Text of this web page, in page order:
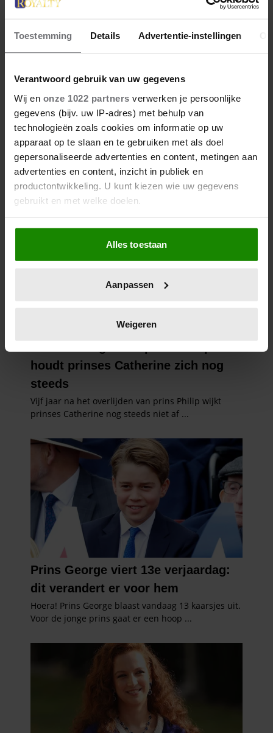
Toestemming Details Advertentie-instellingen
Verantwoord gebruik van uw gegevens
Wij en onze 1022 partners verwerken je persoonlijke
gegevens (bijv. uw IP-adres) met behulp van
technologieën zoals cookies om informatie op uw
apparaat op te slaan en te gebruiken met als doel
gepersonaliseerde advertenties en content, metingen aan
advertenties en content, inzicht in publiek en
productontwikkeling. U kunt kiezen wie uw gegevens
gebruikt en met welke doelen.
Als u het toestaat, willen we ook graag:
Informatie verzamelen over uw geografische
locatie, die tot een paar meter nauwkeurig kan zijn
scannen op specifieke eigenschappen (fingerprinting)
verwerkt en stel uw voorkeuren in het
intrekken in de Cookieverklaring.
We gebruiken cookies om content en advertenties te
en om ons websiteverkeer te analyseren. Ook delen we
partners voor social media, adverteren en analyse. Deze
partners kunnen deze gegevens combineren met andere
informatie die u aan ze heeft verstrekt of die ze hebben
verzameld op basis van uw gebruik van hun services. U
gaat akkoord met onze cookies als u onze website blijft
gebruiken.
Alles toestaan
Aanpassen
Weigeren
23 april 2026
KATE EN CAMILLA HEBBEN EEN
GESPANNEN BAND: DÍT IS DE
REDEN